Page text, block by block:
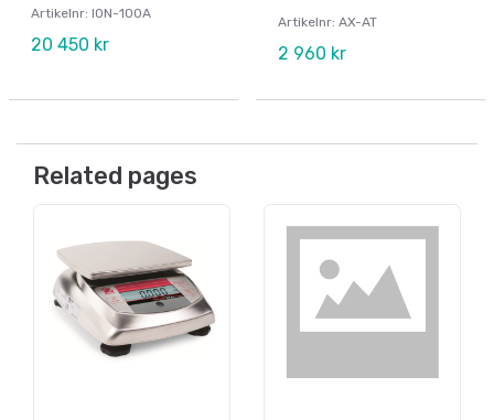
Artikelnr: ION-100A
20 450 kr
Artikelnr: AX-AT
2 960 kr
Related pages